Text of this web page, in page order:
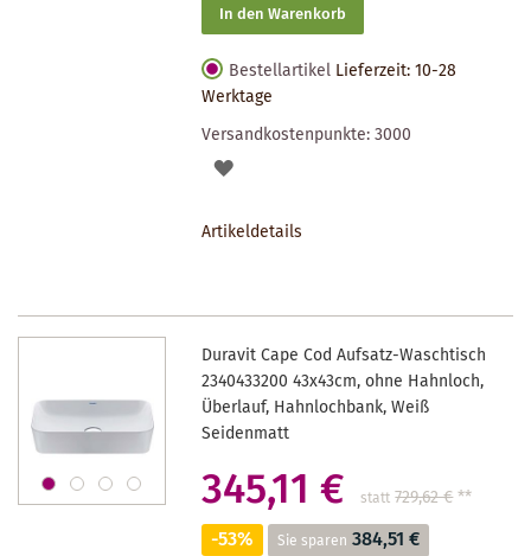
In den Warenkorb
Bestellartikel Lieferzeit: 10-28
Werktage
Versandkostenpunkte:3000
AUF
Artikeldetails
Duravit Cape Cod Aufsatz-Waschtisch
2340433200 43x43cm, ohne Hahnloch,
Überlauf, Hahnlochbank, Weiß
Seidenmatt
345,11 € statt 729,62 €**
-53% Sie sparen 384,51 €